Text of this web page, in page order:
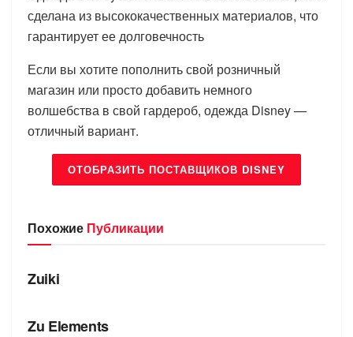
сделана из высококачественных материалов, что
гарантирует ее долговечность
Если вы хотите пополнить свой розничный
магазин или просто добавить немного
волшебства в свой гардероб, одежда Disney —
отличный вариант.
ОТОБРАЗИТЬ ПОСТАВЩИКОВ DISNEY
Похожие Публикации
БРЕНДЫ
Zuiki
Zu Elements